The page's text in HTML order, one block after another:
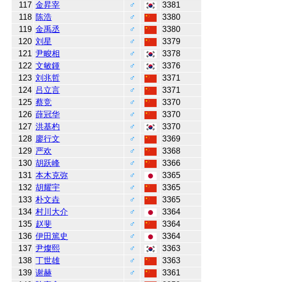
117 金昇宰 ♂
3381
118 陈浩 ♂
3380
119 金禹丞 ♂
3380
120 刘星 ♂
3379
121 尹畯相 ♂
3378
122 文敏鍾 ♂
3376
123 刘兆哲 ♂
3371
124 吕立言 ♂
3371
125 蔡竞 ♂
3370
126 薛冠华 ♂
3370
127 洪基杓 ♂
3370
128 廖行文 ♂
3369
129 严欢 ♂
3368
130 胡跃峰 ♂
3366
131 本木克弥 ♂
3365
132 胡耀宇 ♂
3365
133 朴文垚 ♂
3365
134 村川大介 ♂
3364
135 赵斐 ♂
3364
136 伊田篤史 ♂
3364
137 尹燦熙 ♂
3363
138 丁世雄 ♂
3363
139 谢赫 ♂
3361